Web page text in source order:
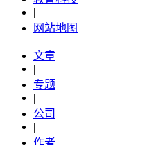
|
网站地图
文章
|
专题
|
公司
|
作者